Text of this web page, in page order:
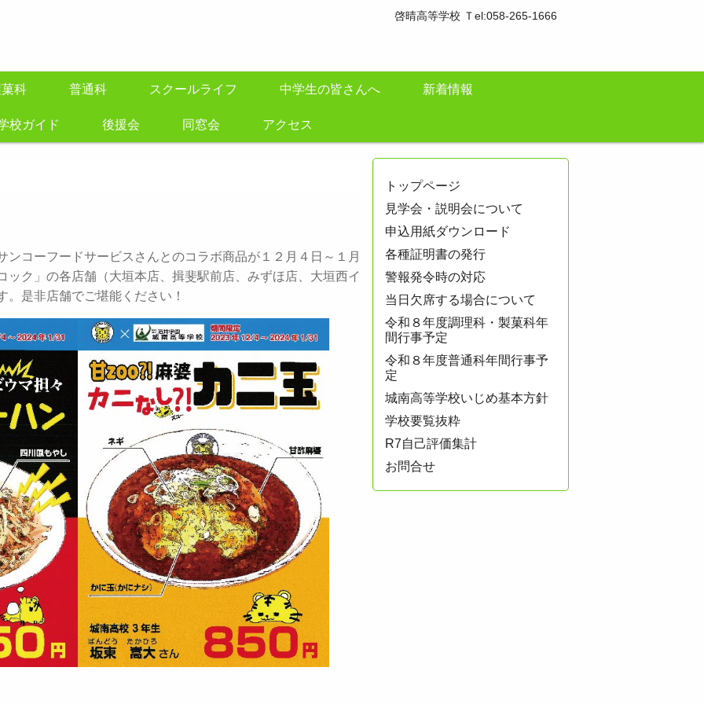
啓晴高等学校 Ｔel:058-265-1666
科 普通科 スクールライフ 中学生の皆さんへ 新着情報
校ガイド 後援会 同窓会 アクセス
コーフードサービスさんとのコラボ商品が１２月４日～１月
ック」の各店舗（大垣本店、揖斐駅前店、みずほ店、大垣西イ
是非店舗でご堪能ください！
トップページ
見学会・説明会について
申込用紙ダウンロード
各種証明書の発行
警報発令時の対応
当日欠席する場合について
令和８年度調理科・製菓科年
間行事予定
令和８年度普通科年間行事予
定
城南高等学校いじめ基本方針
学校要覧抜粋
R7自己評価集計
お問合せ